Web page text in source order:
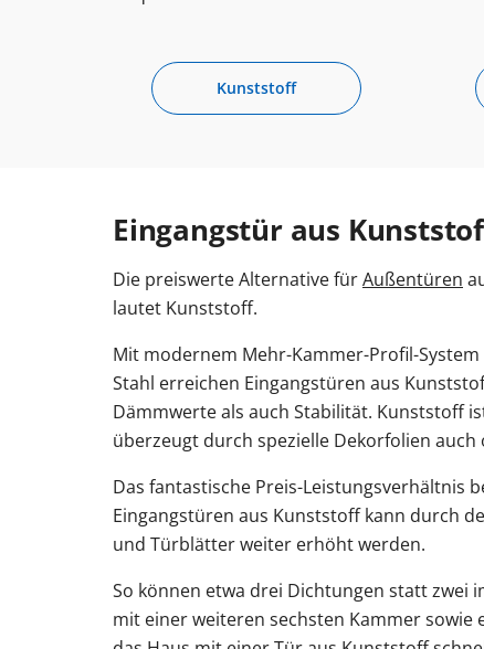
Kunststoff
Eingangstür aus
Die preiswerte Alternative fürAußentüren
lautet Kunststoff.
Mit modernem Mehr-Kammer-Profil-
Stahl erreichen Eingangstüren aus
Dämmwerte als auch Stabilität. Kunststoff
überzeugt durch spezielle Dekorfolien auch
Das fantastische Preis-Leistungsverhältnis
Eingangstüren aus Kunststoff kann durch
und Türblätter weiter erhöht werden.
So können etwa drei Dichtungen statt zwei
mit einer weiteren sechsten Kammer sowie